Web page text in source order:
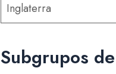
Inglaterra
Subgrupos